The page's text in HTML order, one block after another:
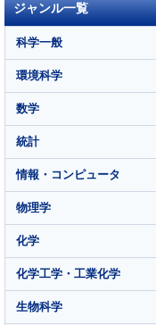
ジャンル一覧
科学一般
環境科学
数学
統計
情報・コンピュータ
物理学
化学
化学工学・工業化学
生物科学